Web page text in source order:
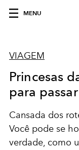
MENU
VIAGEM
Princesas
para
Cansada dos
Você pode se
verdade, como